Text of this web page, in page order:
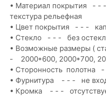
• Материал покрытия - -
текстура рельефная
• Цвет покрытия - - -
• Стекло - - - без
• Возможные размеры (
- 2000*600, 2000*700,
• Сторонность полотна
• Фурнитура - - - не
• Кромка - - -